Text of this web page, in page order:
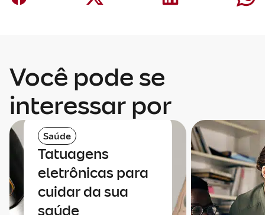
Você pode se
interessar por
Saúde
Tatuagens
eletrônicas para
cuidar da sua
saúde